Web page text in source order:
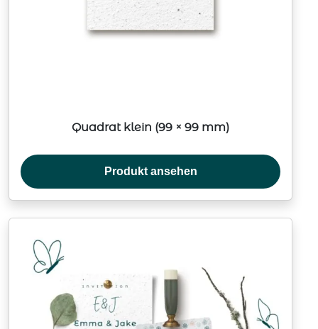
Quadrat klein (99 × 99 mm)
Produkt ansehen